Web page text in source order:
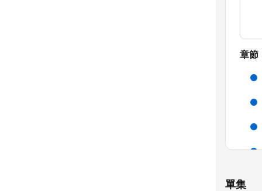
章節
單集